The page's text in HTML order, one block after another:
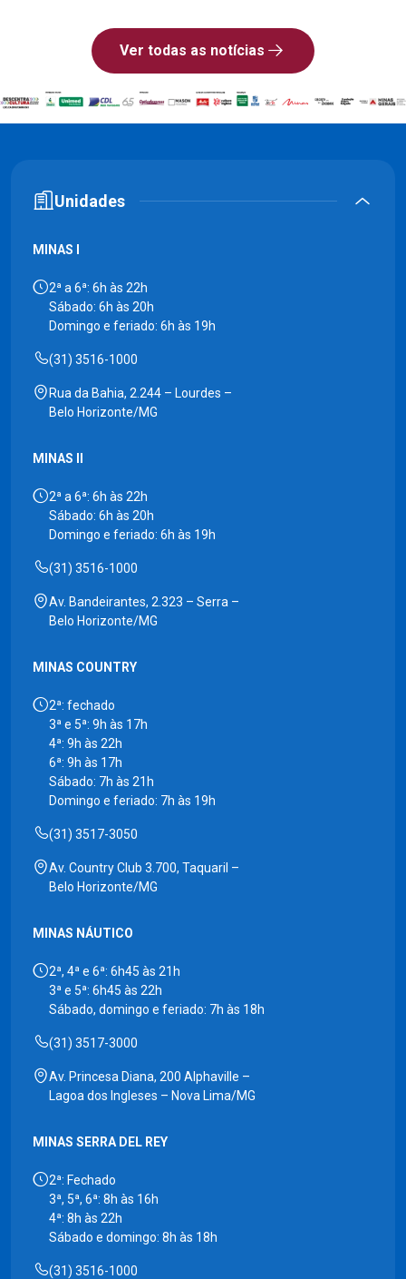
Ver todas as notícias
Unidades
MINAS I
2ª a 6ª: 6h às 22h
Sábado: 6h às 20h
Domingo e feriado: 6h às 19h
(31) 3516-1000
Rua da Bahia, 2.244 – Lourdes –
Belo Horizonte/MG
MINAS II
2ª a 6ª: 6h às 22h
Sábado: 6h às 20h
Domingo e feriado: 6h às 19h
(31) 3516-1000
Av. Bandeirantes, 2.323 – Serra –
Belo Horizonte/MG
MINAS COUNTRY
2ª: fechado
3ª e 5ª: 9h às 17h
4ª: 9h às 22h
6ª: 9h às 17h
Sábado: 7h às 21h
Domingo e feriado: 7h às 19h
(31) 3517-3050
Av. Country Club 3.700, Taquaril –
Belo Horizonte/MG
MINAS NÁUTICO
2ª, 4ª e 6ª: 6h45 às 21h
3ª e 5ª: 6h45 às 22h
Sábado, domingo e feriado: 7h às 18h
(31) 3517-3000
Av. Princesa Diana, 200 Alphaville –
Lagoa dos Ingleses – Nova Lima/MG
MINAS SERRA DEL REY
2ª: Fechado
3ª, 5ª, 6ª: 8h às 16h
4ª: 8h às 22h
Sábado e domingo: 8h às 18h
(31) 3516-1000